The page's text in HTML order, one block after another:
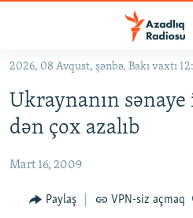
Əsas
qayıt
Əsas
naviqasiyaya
qayıt
#İZAHLA
KORRUPSIOMETR
#ƏSLINDƏ
FƏRQƏ BAX
2026, 08 Avqust, şənbə, Bakı vaxtı
Ukraynanın sənaye
dən çox azalıb
Mart 16, 2009
Paylaş VPN-siz açmaq